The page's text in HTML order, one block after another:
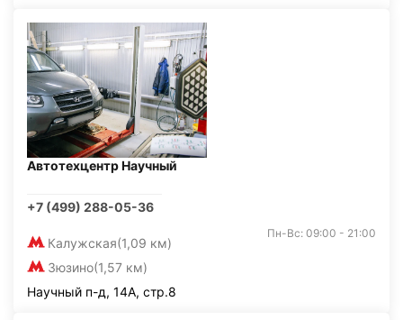
Автотехцентр Научный
+7 (499) 288-05-36
Калужская(1,09 км)
Зюзино(1,57 км)
Пн-Вс: 09:00 - 21:00
Научный п-д, 14А, стр.8